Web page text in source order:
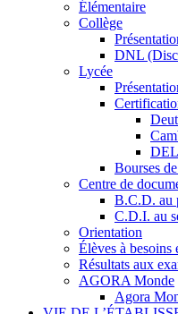
Élémentaire
Collège
DNL
Lycée
Bourses
Centre de
B.C.D. au
C.D.I. au
Orientation
Élèves à besoins
Résultats aux
AGORA Monde
Agora